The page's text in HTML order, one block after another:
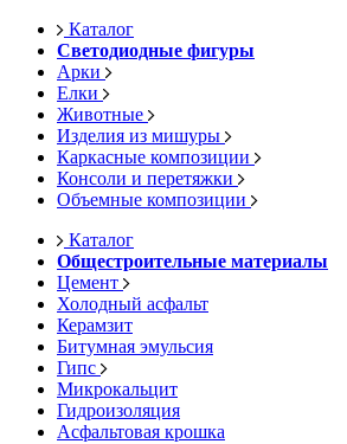
Каталог
Светодиодные фигуры
Арки
Елки
Животные
Изделия из мишуры
Каркасные композиции
Консоли и перетяжки
Объемные композиции
Каталог
Общестроительные материалы
Цемент
Холодный асфальт
Керамзит
Битумная эмульсия
Гипс
Микрокальцит
Гидроизоляция
Асфальтовая крошка